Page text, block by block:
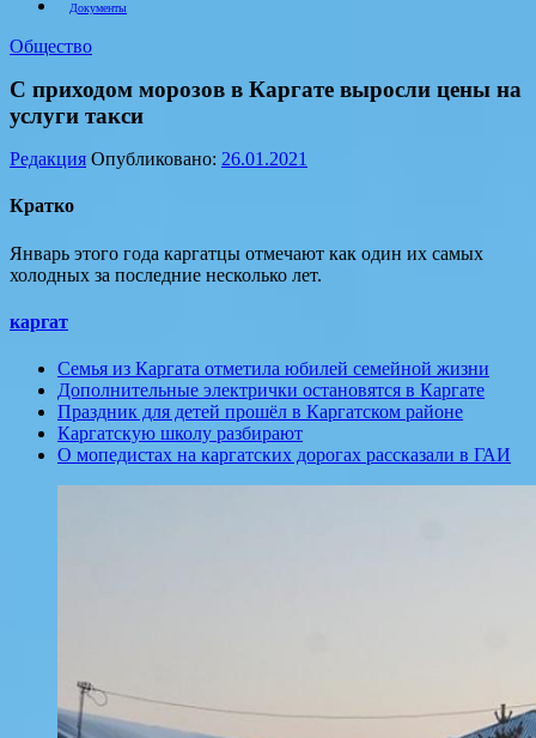
Документы
Общество
С приходом морозов в Каргате выросли цены на
услуги такси
Редакция Опубликовано: 26.01.2021
Кратко
Январь этого года каргатцы отмечают как один их самых
холодных за последние несколько лет.
каргат
Семья из Каргата отметила юбилей семейной жизни
Дополнительные электрички остановятся в Каргате
Праздник для детей прошёл в Каргатском районе
Каргатскую школу разбирают
О мопедистах на каргатских дорогах рассказали в ГАИ